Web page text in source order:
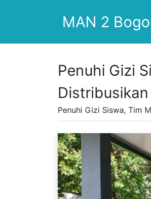
MAN 2
Penuhi Gizi
Penuhi Gizi Siswa, Tim